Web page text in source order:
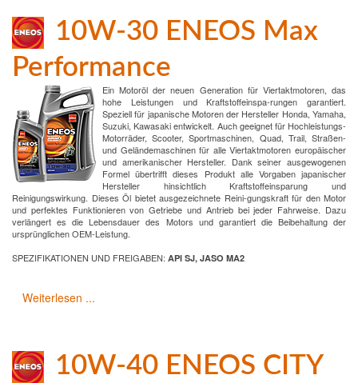
10W-30 ENEOS Max
Performance
Ein Motoröl der neuen Generation für Viertaktmotoren, das
hohe Leistungen und Kraftstoffeinspa-rungen garantiert.
Speziell für japanische Motoren der Hersteller Honda, Yamaha,
Suzuki, Kawasaki entwickelt. Auch geeignet für Hochleistungs-
Motorräder, Scooter, Sportmaschinen, Quad, Trail, Straßen-
und Geländemaschinen für alle Viertaktmotoren europäischer
und amerikanischer Hersteller. Dank seiner ausgewogenen
Formel übertrifft dieses Produkt alle Vorgaben japanischer
Hersteller hinsichtlich Kraftstoffeinsparung und
Reinigungswirkung. Dieses Öl bietet ausgezeichnete Reini-gungskraft für den Motor
und perfektes Funktionieren von Getriebe und Antrieb bei jeder Fahrweise. Dazu
verlängert es die Lebensdauer des Motors und garantiert die Beibehaltung der
ursprünglichen OEM-Leistung.
SPEZIFIKATIONEN UND FREIGABEN: API SJ, JASO MA2
Weiterlesen ...
10W-40 ENEOS CITY